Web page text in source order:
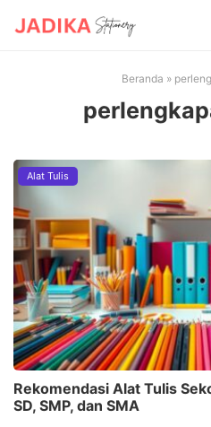
Beranda »
Alat Tulis
Rekomendasi Alat Tulis
SD, SMP, dan SMA